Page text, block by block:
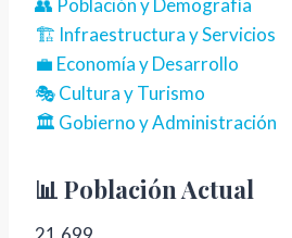
👥 Población y Demografía
🏗️ Infraestructura y Servicios
💼 Economía y Desarrollo
🎭 Cultura y Turismo
🏛️ Gobierno y Administración
📊 Población Actual